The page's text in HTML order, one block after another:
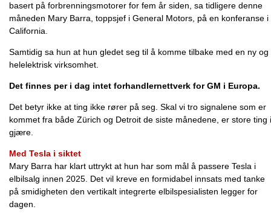
basert på forbrenningsmotorer for fem år siden, sa tidligere denne
måneden Mary Barra, toppsjef i General Motors, på en konferanse i
California.
Samtidig sa hun at hun gledet seg til å komme tilbake med en ny og
helelektrisk virksomhet.
Det finnes per i dag intet forhandlernettverk for GM i Europa.
Det betyr ikke at ting ikke rører på seg. Skal vi tro signalene som er
kommet fra både Zürich og Detroit de siste månedene, er store ting i
gjære.
Med Tesla i siktet
Mary Barra har klart uttrykt at hun har som mål å passere Tesla i
elbilsalg innen 2025. Det vil kreve en formidabel innsats med tanke
på smidigheten den vertikalt integrerte elbilspesialisten legger for
dagen.